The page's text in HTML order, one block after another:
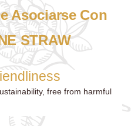
Asociarse Con
STRAW
free from harmful